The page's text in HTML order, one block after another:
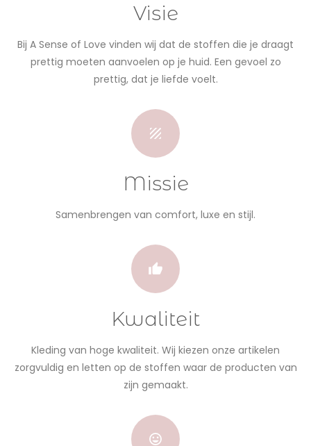
Visie
Bij A Sense of Love vinden wij dat de stoffen die je draagt
prettig moeten aanvoelen op je huid. Een gevoel zo
prettig, dat je liefde voelt.
Missie
Samenbrengen van comfort, luxe en stijl.
Kwaliteit
Kleding van hoge kwaliteit. Wij kiezen onze artikelen
zorgvuldig en letten op de stoffen waar de producten van
zijn gemaakt.